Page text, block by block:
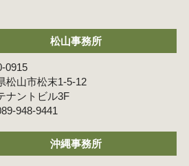
松山事務所
0915
松山市松末1-5-12
ナントビル3F
948-9441
沖縄事務所